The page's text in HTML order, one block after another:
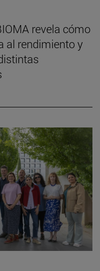
revela cómo
al rendimiento y